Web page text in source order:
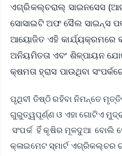
ଏଗ୍ରିକଲ୍‌ଚରାଲ୍ ସାଇନସେସ
ସୋସାଇଟି ଅଫ ସୈଲ ସାଇନ୍ସ
ଆୟୋଜିତ ଏହି କାର୍ଯ୍ୟକ୍ରମରେ
ଅନିୟମିତତା ଏବଂ ଶିଳ୍ପାୟନ
କ୍ଷମତା ହ୍ରାସ ପାଉଥିବା
ପୃଥିବୀ ତିଷ୍ଠି ରହିବା ନିମନ୍ତେ
ଗୁରୁତ୍ୱପୂର୍ଣ୍ଣ ଓ ଏହା ଗୋଟିଏ
ସଂପର୍କ ହିଁ କୃଷିର ମୂଳଦୁଆ ବୋଲି
କ୍ଳାଇମେଟ ସ୍ମାର୍ଟ ଏଗ୍ରିକଲ୍‌ଚର